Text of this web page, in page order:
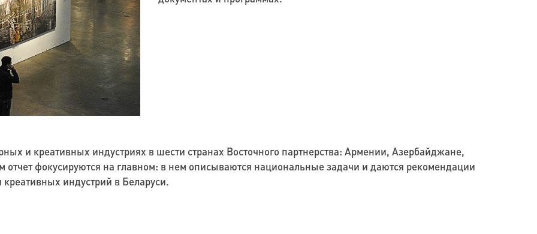
и креативных индустриях в шести странах Восточного партнерства: Армении, Азербайджане,
отчет фокусируются на главном: в нем описываются национальные задачи и даются рекомендации
индустрий в Беларуси.